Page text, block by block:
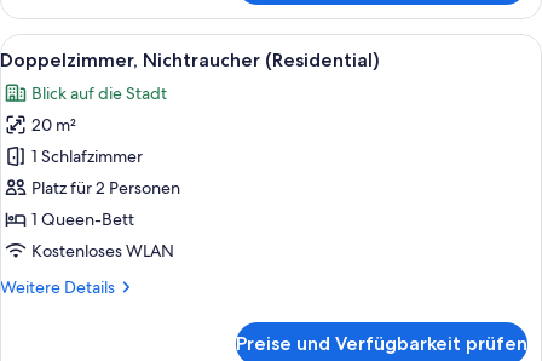
Doppelzimmer,
Nichtraucher
(with
table)
Alle
Fotos
für
Doppelzimmer,
Nichtraucher
(Residential)
anzeigen
Ein modernes Hotelzimmer mit
20
Doppelzimmer, Nichtraucher (Residential)
Blick auf die Stadt
20 m²
1 Schlafzimmer
Platz für 2 Personen
1 Queen-Bett
Kostenloses WLAN
Weitere Details
Weitere
Preise und Verfügbarkeit prüfen